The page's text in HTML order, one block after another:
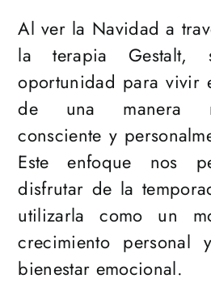
Al ver la Navidad a
la terapia Gestalt,
oportunidad para vivir
de una manera
consciente y
Este enfoque nos
disfrutar de la
utilizarla como un
crecimiento
bienestar emocional.